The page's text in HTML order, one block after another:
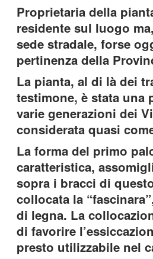
Proprietaria della
residente sul luogo
sede stradale, forse
pertinenza della
La pianta, al di là dei
testimone, è stata una
varie generazioni dei
considerata quasi
La forma del primo
caratteristica,
sopra i bracci di
collocata la
di legna. La
di favorire
presto utilizzabile nel